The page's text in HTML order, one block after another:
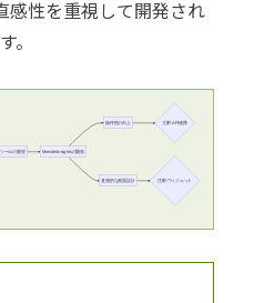
感性を重視して開発され
。
ールの要望 MonsterInsightsの開発
操作性の向上
直感的な画面設計
注釈:API連携
注釈:ウィジェット